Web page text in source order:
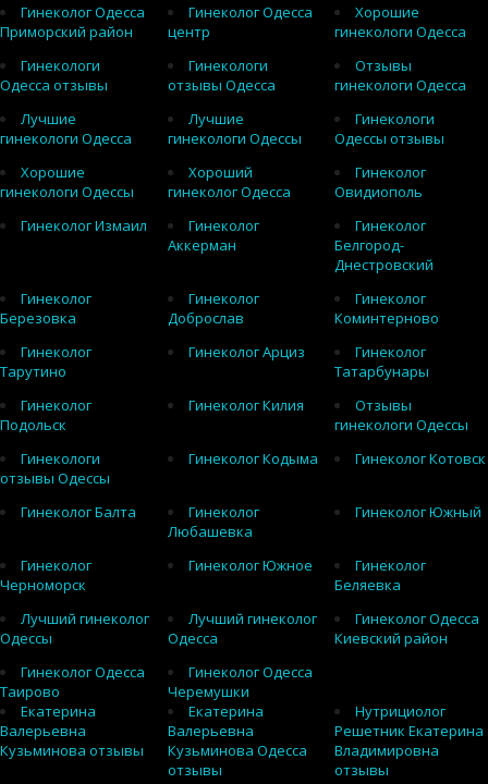
Гинеколог Одесса
Приморский район
Гинеколог Одесса
центр
Хорошие
гинекологи Одесса
Гинекологи
Одесса отзывы
Гинекологи
отзывы Одесса
Отзывы
гинекологи Одесса
Лучшие
гинекологи Одесса
Лучшие
гинекологи Одессы
Гинекологи
Одессы отзывы
Хорошие
гинекологи Одессы
Хороший
гинеколог Одесса
Гинеколог
Овидиополь
Гинеколог Измаил
Гинеколог
Аккерман
Гинеколог
Белгород-
Днестровский
Гинеколог
Березовка
Гинеколог
Доброслав
Гинеколог
Коминтерново
Гинеколог
Тарутино
Гинеколог Арциз
Гинеколог
Татарбунары
Гинеколог
Подольск
Гинеколог Килия
Отзывы
гинекологи Одессы
Гинекологи
отзывы Одессы
Гинеколог Кодыма Гинеколог Котовск
Гинеколог Балта
Гинеколог
Любашевка
Гинеколог Южный
Гинеколог
Черноморск
Гинеколог Южное
Гинеколог
Беляевка
Лучший гинеколог
Одессы
Лучший гинеколог
Одесса
Гинеколог Одесса
Киевский район
Гинеколог Одесса
Таирово
Гинеколог Одесса
Черемушки
Екатерина
Валерьевна
Кузьминова отзывы
Екатерина
Валерьевна
Кузьминова Одесса
отзывы
Нутрициолог
Решетник Екатерина
Владимировна
отзывы